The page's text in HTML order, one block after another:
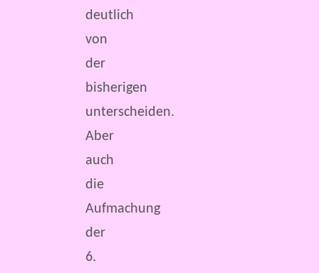
deutlich
von
der
bisherigen
unterscheiden.
Aber
auch
die
Aufmachung
der
6.